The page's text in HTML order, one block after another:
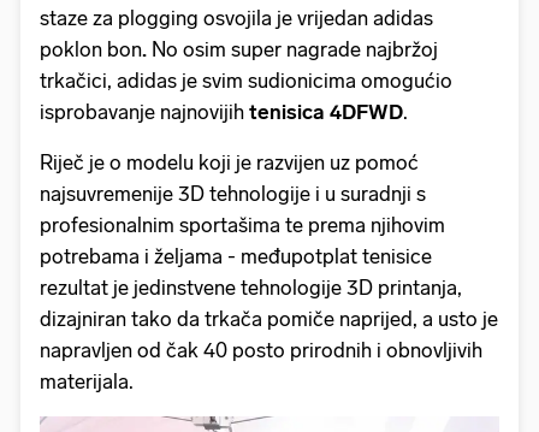
staze za plogging osvojila je vrijedan adidas
poklon bon. No osim super nagrade najbržoj
trkačici, adidas je svim sudionicima omogućio
isprobavanje najnovijih tenisica 4DFWD.
Riječ je o modelu koji je razvijen uz pomoć
najsuvremenije 3D tehnologije i u suradnji s
profesionalnim sportašima te prema njihovim
potrebama i željama - međupotplat tenisice
rezultat je jedinstvene tehnologije 3D printanja,
dizajniran tako da trkača pomiče naprijed, a usto je
napravljen od čak 40 posto prirodnih i obnovljivih
materijala.